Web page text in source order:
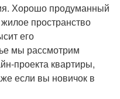
Хорошо продуманный
пространство
его
мы рассмотрим
проекта квартиры,
если вы новичок в